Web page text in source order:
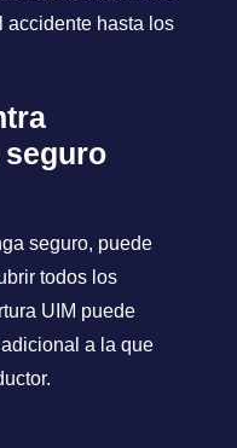
accidente hasta los
seguro, puede
todos los
UIM puede
a la que